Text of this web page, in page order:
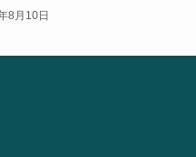
8月10日